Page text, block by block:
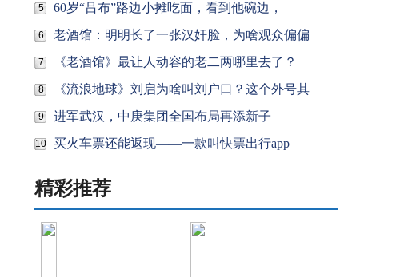
5 60岁“吕布”路边小摊吃面，看到他碗边，
6 老酒馆：明明长了一张汉奸脸，为啥观众偏偏
7 《老酒馆》最让人动容的老二两哪里去了？
8 《流浪地球》刘启为啥叫刘户口？这个外号其
9 进军武汉，中庚集团全国布局再添新子
10 买火车票还能返现——一款叫快票出行app
精彩推荐